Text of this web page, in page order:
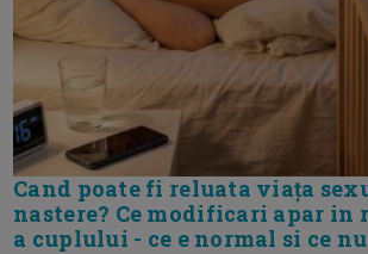
Cand poate fi reluata viața
nastere? Ce modificari apar
a cuplului - ce e normal si ce nu